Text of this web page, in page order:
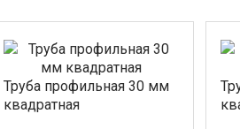
Труба профильная 30 мм
квадратная